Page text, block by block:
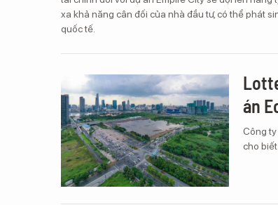
xa khả năng cân đối của nhà đầu tư, có thể phát
quốc tế.
án
Công
cho